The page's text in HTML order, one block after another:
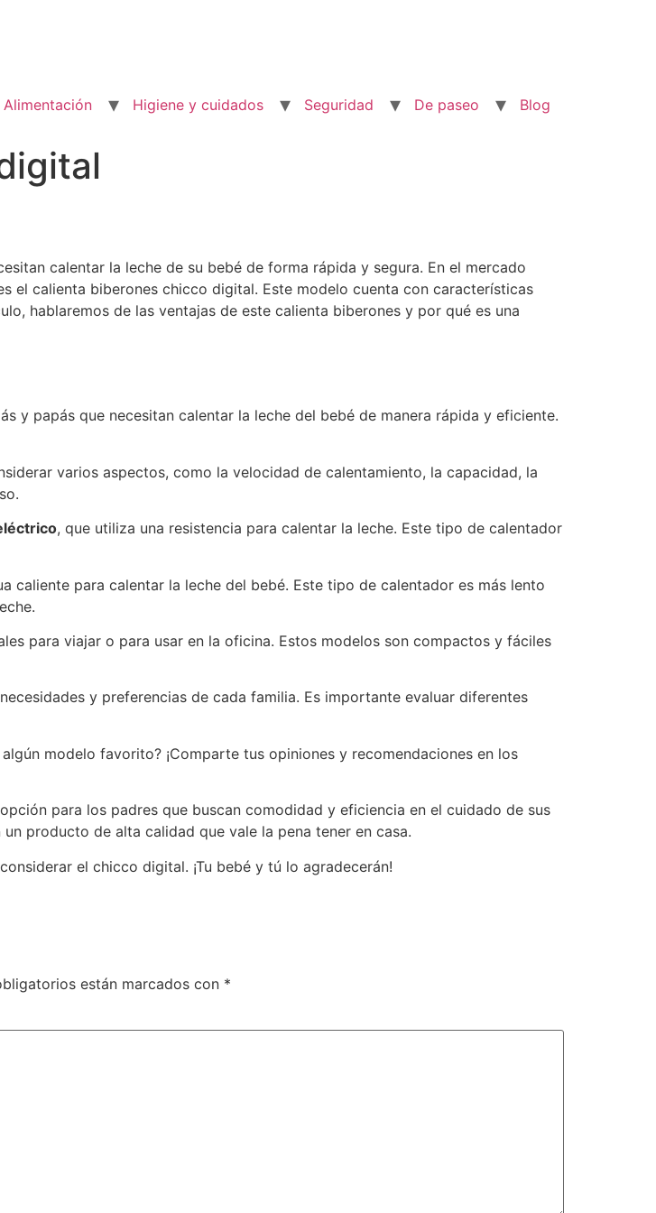
Alimentación Higiene y cuidados Seguridad De paseo Blog
calentar la leche de su bebé de forma rápida y segura. En el mercado
el calienta biberones chicco digital. Este modelo cuenta con características
hablaremos de las ventajas de este calienta biberones y por qué es una
y papás que necesitan calentar la leche del bebé de manera rápida y eficiente.
varios aspectos, como la velocidad de calentamiento, la capacidad, la
, que utiliza una resistencia para calentar la leche. Este tipo de calentador
caliente para calentar la leche del bebé. Este tipo de calentador es más lento
para viajar o para usar en la oficina. Estos modelos son compactos y fáciles
y preferencias de cada familia. Es importante evaluar diferentes
modelo favorito? ¡Comparte tus opiniones y recomendaciones en los
para los padres que buscan comodidad y eficiencia en el cuidado de sus
producto de alta calidad que vale la pena tener en casa.
el chicco digital. ¡Tu bebé y tú lo agradecerán!
están marcados con *